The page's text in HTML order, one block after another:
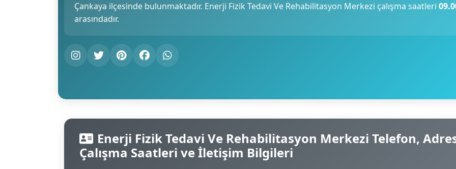
Çankaya ilçesinde bulunmaktadır. Enerji Fizik Tedavi Ve Rehabilitasyon Merkezi çalışma saatleri
arasındadır.
Enerji Fizik Tedavi Ve Rehabilitasyon Merkezi Telefon,
Çalışma Saatleri ve İletişim Bilgileri